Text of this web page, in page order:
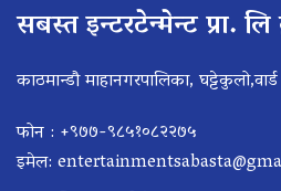
सबस्त इन्टरटेन्मेन्ट प्रा. लि
काठमान्डौ माहानगरपालिका,
फोन : +९७७-९८५१०८२२७५
इमेल: